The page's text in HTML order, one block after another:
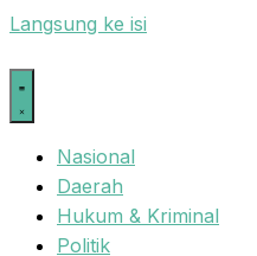
Langsung ke isi
Nasional
Daerah
Hukum & Kriminal
Politik